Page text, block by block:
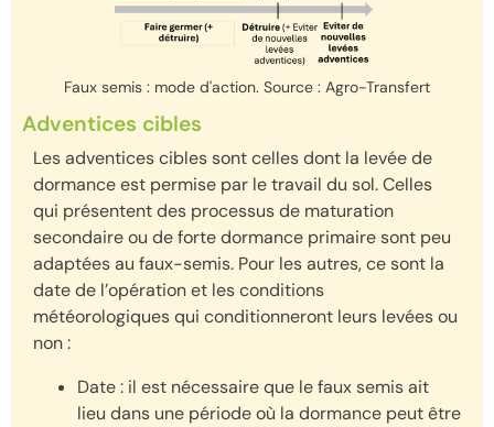
Faux semis : mode d'action. Source : Agro-Transfert
Adventices cibles
Les adventices cibles sont celles dont la levée de
dormance est permise par le travail du sol. Celles
qui présentent des processus de maturation
secondaire ou de forte dormance primaire sont peu
adaptées au faux-semis. Pour les autres, ce sont la
date de l’opération et les conditions
météorologiques qui conditionneront leurs levées ou
non :
Date : il est nécessaire que le faux semis ait
lieu dans une période où la dormance peut être